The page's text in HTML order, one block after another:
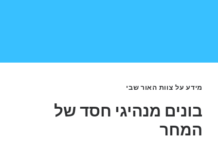
מידע על צוות האור שבי
בונים מנהיגי חסד של
המחר